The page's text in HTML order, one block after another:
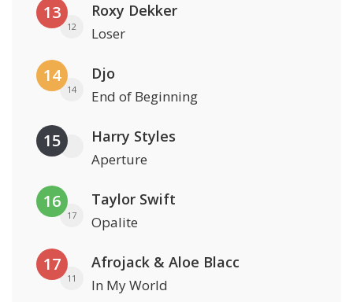
13
12
Roxy Dekker
Loser
14
14
Djo
End of Beginning
15 Harry Styles
Aperture
16
17
Taylor Swift
Opalite
17
11
Afrojack & Aloe Blacc
In My World